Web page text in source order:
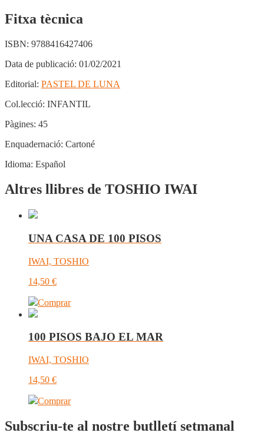
Fitxa tècnica
ISBN: 9788416427406
Data de publicació: 01/02/2021
Editorial: PASTEL DE LUNA
Col.lecció: INFANTIL
Pàgines: 45
Enquadernació: Cartoné
Idioma: Español
Altres llibres de TOSHIO IWAI
UNA CASA DE 100 PISOS
IWAI, TOSHIO
14,50 €
Comprar
100 PISOS BAJO EL MAR
IWAI, TOSHIO
14,50 €
Comprar
Subscriu-te al nostre butlletí setmanal